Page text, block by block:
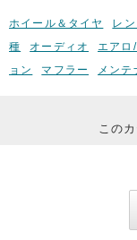
ホイール＆タイヤ レ
種
オーディオ エアロ
ョン
マフラー メンテ
この